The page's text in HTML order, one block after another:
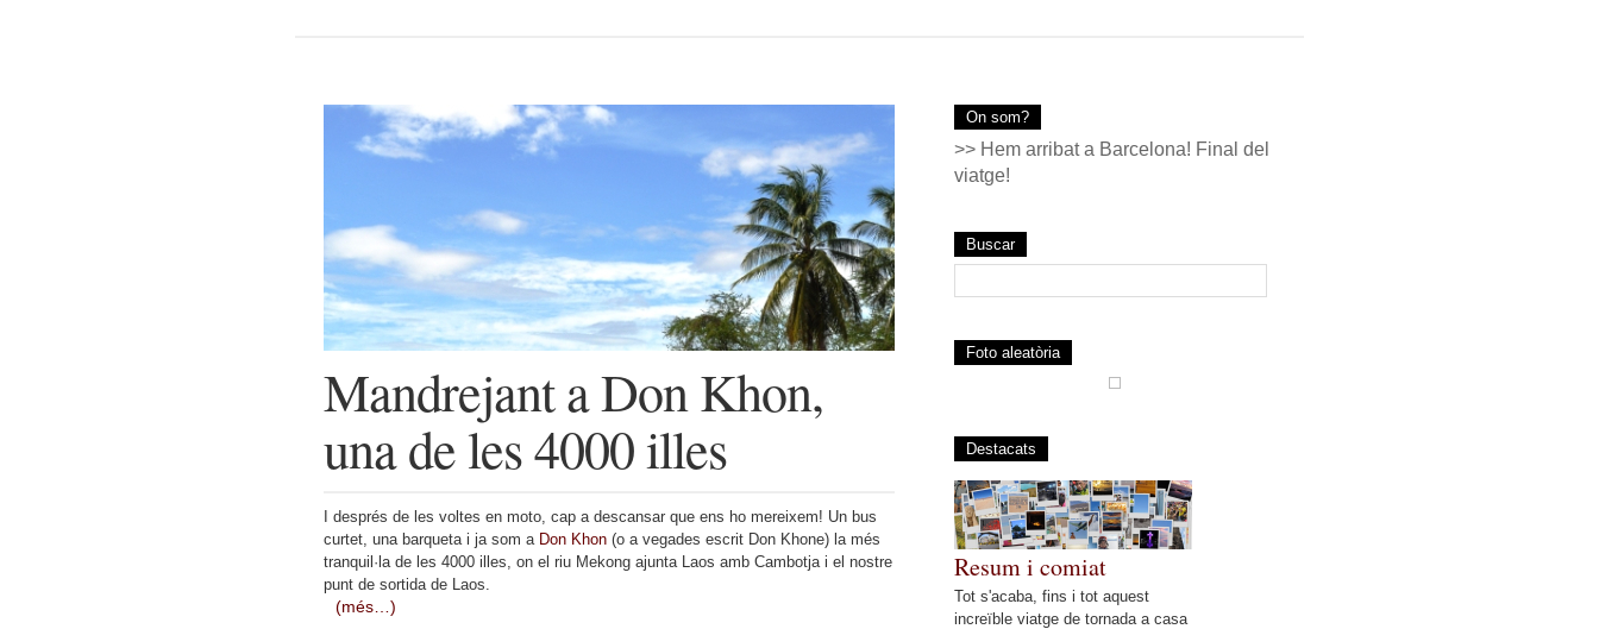
Mandrejant a Don Khon,
una de les 4000 illes
I després de les voltes en moto, cap a descansar que ens ho mereixem! Un bus
curtet, una barqueta i ja som a Don Khon (o a vegades escrit Don Khone) la més
tranquil·la de les 4000 illes, on el riu Mekong ajunta Laos amb Cambotja i el nostre
punt de sortida de Laos.
(més…)
On som?
>> Hem arribat a Barcelona! Final del
viatge!
Buscar
Foto aleatòria
Destacats
Resum i comiat
Tot s'acaba, fins i tot aquest
increïble viatge de tornada a casa